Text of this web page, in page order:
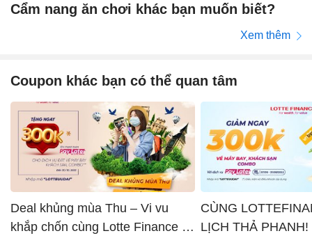
Cẩm nang ăn chơi khác bạn muốn biết?
Xem thêm
Coupon khác bạn có thể quan tâm
Deal khủng mùa Thu – Vi vu
khắp chốn cùng Lotte Finance x
CÙNG
LỊCH THẢ PHANH!